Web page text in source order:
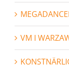
VM I